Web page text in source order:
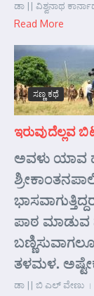
ಡಾ || ವಿಶ್ವನಾಥ
Read More
ಸಣ್ಣ ಕಥೆ
ಇರುವುದೆಲ್ಲವ
ಅವಳು ಯಾವ
ಪಾಠ ಮಾಡುವ
ತಳಮಳ.
ಡಾ || ಬಿ ಎಲ್ ವೇಣು